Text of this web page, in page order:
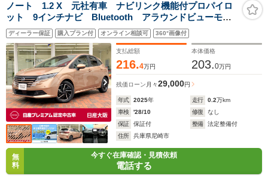
ノート 1.2 X 元社有車 ナビリンク機能付プロパイロ
ット 9インチナビ Bluetooth アラウンドビューモニ
ター フルセグTV HDMI端子 オートブレーキホール
ド アダプティブLEDヘッドライト 360°セーフティア
シスト ETC2.0
ディーラー保証 購入プラン付 オンライン相談可 360°画像付
支払総額
216.4万円
本体価格
203.0万円
残価ローン 月々29,000円
年式 2025年 走行 0.2万km
車検
'28/10 修復
なし
保証
保証付 整備
法定整備付
住所
兵庫県尼崎市
無
料
今すぐ在庫確認・見積依頼
電話する